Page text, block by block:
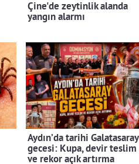
Çine'de zeytinlik alanda
yangın alarmı
Aydın’da tarihi Galatasaray
gecesi: Kupa, devir teslim
ve rekor açık artırma